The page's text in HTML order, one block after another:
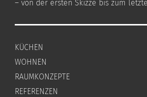
– von der ersten Skizze bis zum
KÜCHEN
WOHNEN
RAUMKONZEPTE
REFERENZEN